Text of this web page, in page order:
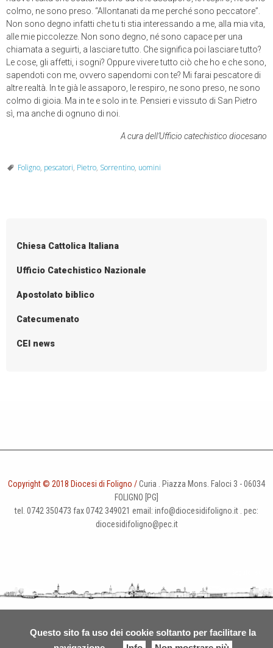
Questo sito fa uso dei cookie soltanto per facilitare la
colmo, ne sono preso. “Allontanati da me perché sono peccatore”.
Non sono degno infatti che tu ti stia interessando a me, alla mia vita,
alle mie piccolezze. Non sono degno, né sono capace per una
chiamata a seguirti, a lasciare tutto. Che significa poi lasciare tutto?
Le cose, gli affetti, i sogni? Oppure vivere tutto ciò che ho e che sono,
sapendoti con me, ovvero sapendomi con te? Mi farai pescatore di
altre realtà. In te già le assaporo, le respiro, ne sono preso, ne sono
colmo di gioia. Ma in te e solo in te. Pensieri e vissuto di San Pietro
sì, ma anche di ognuno di noi.
A cura dell’Ufficio catechistico diocesano
Foligno, pescatori, Pietro, Sorrentino, uomini
Chiesa Cattolica Italiana
Ufficio Catechistico Nazionale
Apostolato biblico
Catecumenato
CEI news
Copyright © 2018 Diocesi di Foligno /Curia . Piazza Mons. Faloci 3 - 06034
FOLIGNO [PG]
tel. 0742 350473 fax 0742 349021 email: info@diocesidifoligno.it . pec:
diocesidifoligno@pec.it